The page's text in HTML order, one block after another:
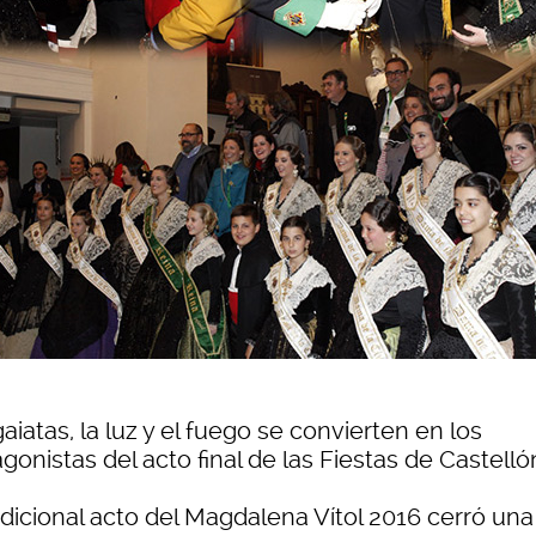
la luz y el fuego se convierten en los
del acto final de las Fiestas de
acto del Magdalena Vítol 2016 cerró una